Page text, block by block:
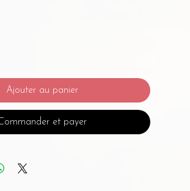
Ajouter au panier
et payer